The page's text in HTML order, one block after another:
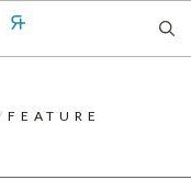
FEATURE